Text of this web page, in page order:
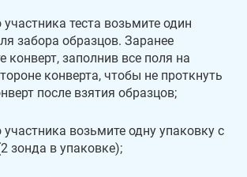
теста возьмите один
забора образцов. Заранее
конверт, заполнив все поля на
конверта, чтобы не проткнуть
после взятия образцов;
участника возьмите одну упаковку с
зонда в упаковке);